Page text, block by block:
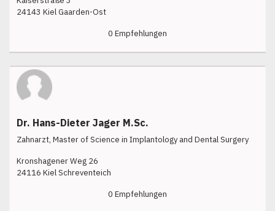
24143 Kiel Gaarden-Ost
0 Empfehlungen
Dr. Hans-Dieter Jager M.Sc.
Zahnarzt, Master of Science in Implantology and Dental Surgery
Kronshagener Weg 26
24116 Kiel Schreventeich
0 Empfehlungen